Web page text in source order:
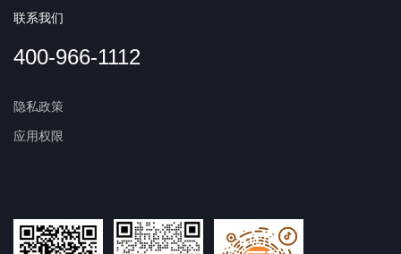
联系我们
400-966-1112
隐私政策
应用权限